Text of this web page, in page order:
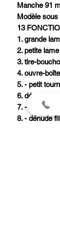
Manche 91
Modèle sous
13
1. grande
2. petite lame
3. tire-
4. ouvre-
5. - petit
6.
7. -
8. - dénude